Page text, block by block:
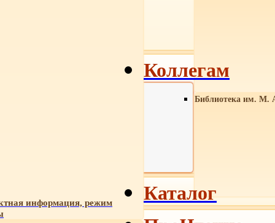
Библиотека им. М.
информация, режим
Коллегам
Каталог